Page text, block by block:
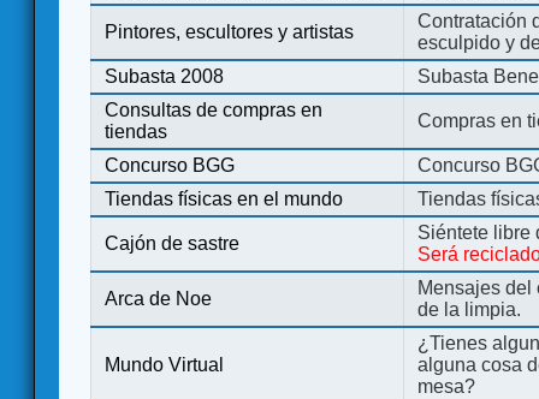
Pintores, escultores y artistas
Contratación
esculpido y
Subasta 2008
Subasta
Consultas de compras en
tiendas
Compras en
Concurso BGG
Concurso
Tiendas físicas en el mundo
Tiendas
Cajón de sastre
Siéntete libre
Será
Arca de Noe
Mensajes del
de la limpia.
Mundo Virtual
¿Tienes
alguna cosa
mesa?